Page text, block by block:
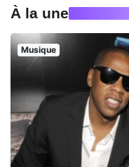
À la une
Musique